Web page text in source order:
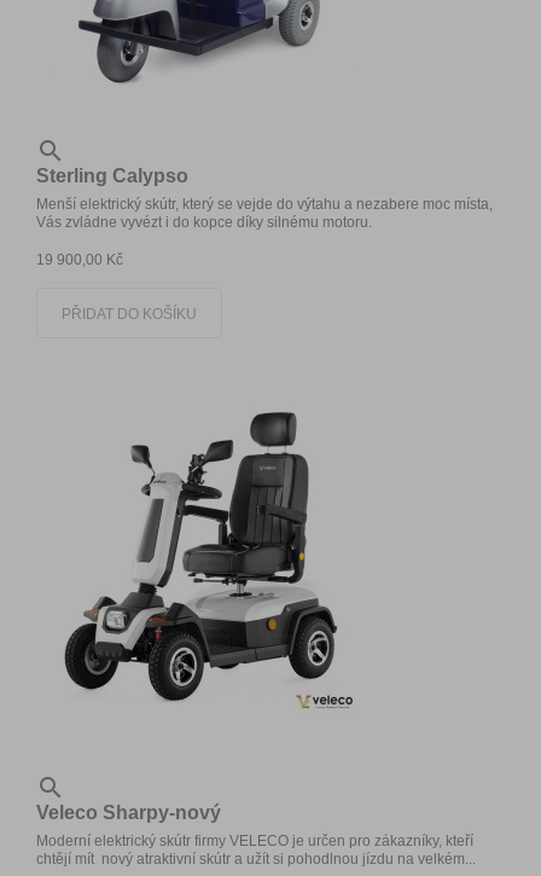

Sterling Calypso
Menší elektrický skútr, který se vejde do výtahu a nezabere moc místa,
Vás zvládne vyvézt i do kopce díky silnému motoru.
19 900,00 Kč
PŘIDAT DO KOŠÍKU

Veleco Sharpy-nový
Moderní elektrický skútr firmy VELECO je určen pro zákazníky, kteří
chtějí mít nový atraktivní skútr a užít si pohodlnou jízdu na velkém...